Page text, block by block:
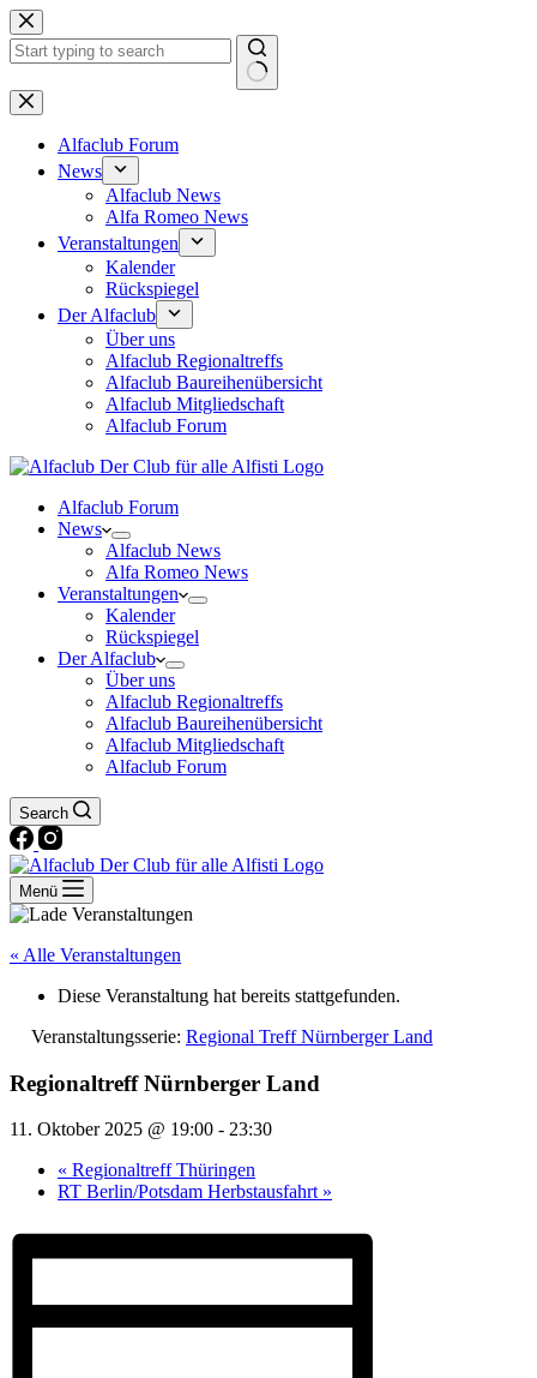
Zum
Inhalt
springen
Keine
Ergebnisse
Alfaclub Forum
News
Alfaclub News
Alfa Romeo News
Veranstaltungen
Kalender
Rückspiegel
Der Alfaclub
Über uns
Alfaclub Regionaltreffs
Alfaclub Baureihenübersicht
Alfaclub Mitgliedschaft
Alfaclub Forum
Alfaclub Forum
News
Alfaclub News
Alfa Romeo News
Veranstaltungen
Kalender
Rückspiegel
Der Alfaclub
Über uns
Alfaclub Regionaltreffs
Alfaclub Baureihenübersicht
Alfaclub Mitgliedschaft
Alfaclub Forum
Search
Menü
« Alle Veranstaltungen
Diese Veranstaltung hat bereits stattgefunden.
Veranstaltungsserie: Regional Treff Nürnberger Land
Regionaltreff Nürnberger Land
11. Oktober 2025 @ 19:00 - 23:30
« Regionaltreff Thüringen
RT Berlin/Potsdam Herbstausfahrt »